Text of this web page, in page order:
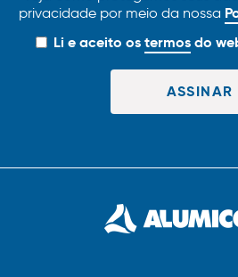
privacidade por meio da nossa
Li e aceito ostermosdo